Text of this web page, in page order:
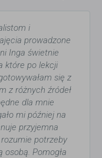
i
prowadzone
Inga świetnie
które po lekcji
się z
z różnych źródeł
dla mnie
mi później na
przyjemna
potrzeby
Pomogła